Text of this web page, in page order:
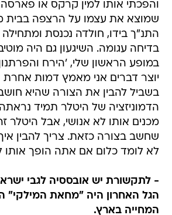
והפכתי אותו למין קרקס או
שמוצא את עצמו על הרצפה בבית
התנ"ך בידו, חולדה נכנסת ומתחילה
בדיחה עגומה. השיגעון גם היה
במופע הראשון שלי, 'הירח
יוצר דברים אני מאמץ דמות אחרת
בשביל להבין את הצורה שהיא
הדמוניזציה של היטלר תמיד נראתה
מכנים אותו לא אנושי, אבל היטלר
שחשב בצורה כזאת. צריך להבין
לא לומד כלום אם אתה הופך
- לתקשורת יש אובססיה לגבי
הגל האחרון היה "מחאת המילקי"
המחייה בארץ.